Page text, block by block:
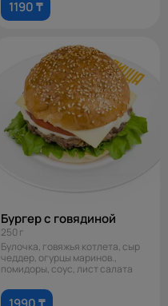
1190 ₸
Бургер с говядиной
250 г
Булочка, говяжья котлета, сыр
чеддер, огурцы маринов.,
помидоры, соус, лист салата